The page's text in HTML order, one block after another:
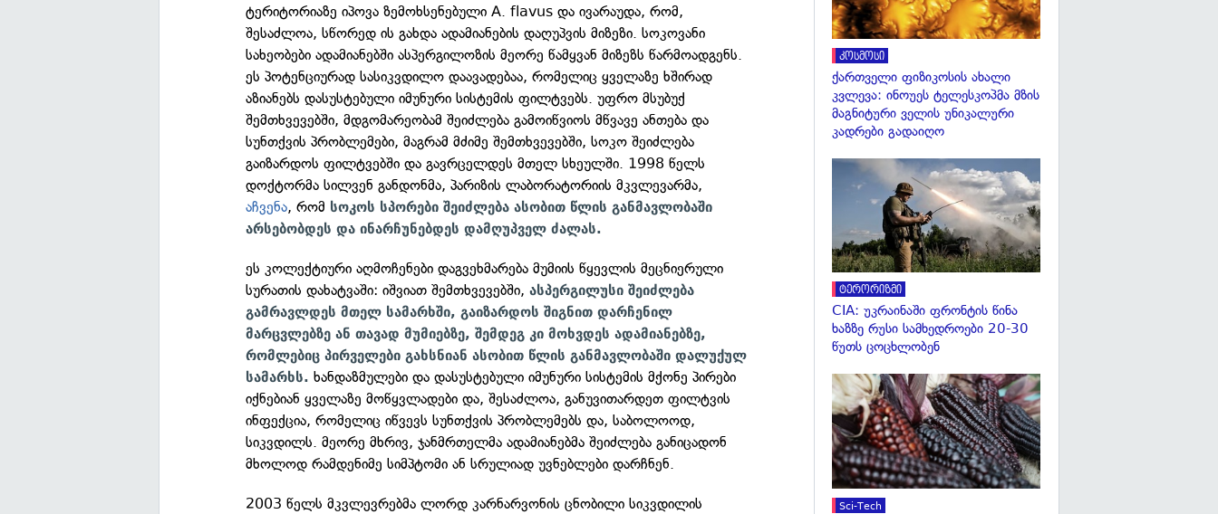
ტერიტორიაზე იპოვა ზემოხსენებული A. flavus და ივარაუდა, რომ,
შესაძლოა, სწორედ ის გახდა ადამიანების დაღუპვის მიზეზი. სოკოვანი
სახეობები ადამიანებში ასპერგილოზის მეორე წამყვან მიზეზს წარმოადგენს.
ეს პოტენციურად სასიკვდილო დაავადებაა, რომელიც ყველაზე ხშირად
აზიანებს დასუსტებული იმუნური სისტემის ფილტვებს. უფრო მსუბუქ
შემთხვევებში, მდგომარეობამ შეიძლება გამოიწვიოს მწვავე ანთება და
სუნთქვის პრობლემები, მაგრამ მძიმე შემთხვევებში, სოკო შეიძლება
გაიზარდოს ფილტვებში და გავრცელდეს მთელ სხეულში. 1998 წელს
დოქტორმა სილვენ განდონმა, პარიზის ლაბორატორიის მკვლევარმა,
აჩვენა, რომ სოკოს სპორები შეიძლება ასობით წლის განმავლობაში
არსებობდეს და ინარჩუნებდეს დამღუპველ ძალას.
ეს კოლექტიური აღმოჩენები დაგვეხმარება მუმიის წყევლის მეცნიერული
სურათის დახატვაში: იშვიათ შემთხვევებში,ასპერგილუსი შეიძლება
გამრავლდეს მთელ სამარხში, გაიზარდოს შიგნით დარჩენილ
მარცვლებზე ან თავად მუმიებზე, შემდეგ კი მოხვდეს ადამიანებზე,
რომლებიც პირველები გახსნიან ასობით წლის განმავლობაში დალუქულ
სამარხს. ხანდაზმულები და დასუსტებული იმუნური სისტემის მქონე პირები
იქნებიან ყველაზე მოწყვლადები და, შესაძლოა, განუვითარდეთ ფილტვის
ინფექცია, რომელიც იწვევს სუნთქვის პრობლემებს და, საბოლოოდ,
სიკვდილს. მეორე მხრივ, ჯანმრთელმა ადამიანებმა შეიძლება განიცადონ
მხოლოდ რამდენიმე სიმპტომი ან სრულიად უვნებლები დარჩნენ.
2003 წელს მკვლევრებმა ლორდ კარნარვონის ცნობილი სიკვდილის
კოსმოსი
ქართველი ფიზიკოსის ახალი
კვლევა: ინოუეს ტელესკოპმა მზის
მაგნიტური ველის უნიკალური
კადრები გადაიღო
ტერორიზმი
CIA: უკრაინაში ფრონტის წინა
ხაზზე რუსი სამხედროები 20-30
წუთს ცოცხლობენ
Sci-Tech